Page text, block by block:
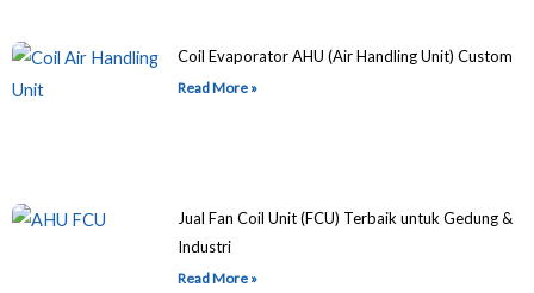
Coil Evaporator AHU (Air Handling Unit) Custom
Read More »
Jual Fan Coil Unit (FCU) Terbaik untuk Gedung &
Industri
Read More »